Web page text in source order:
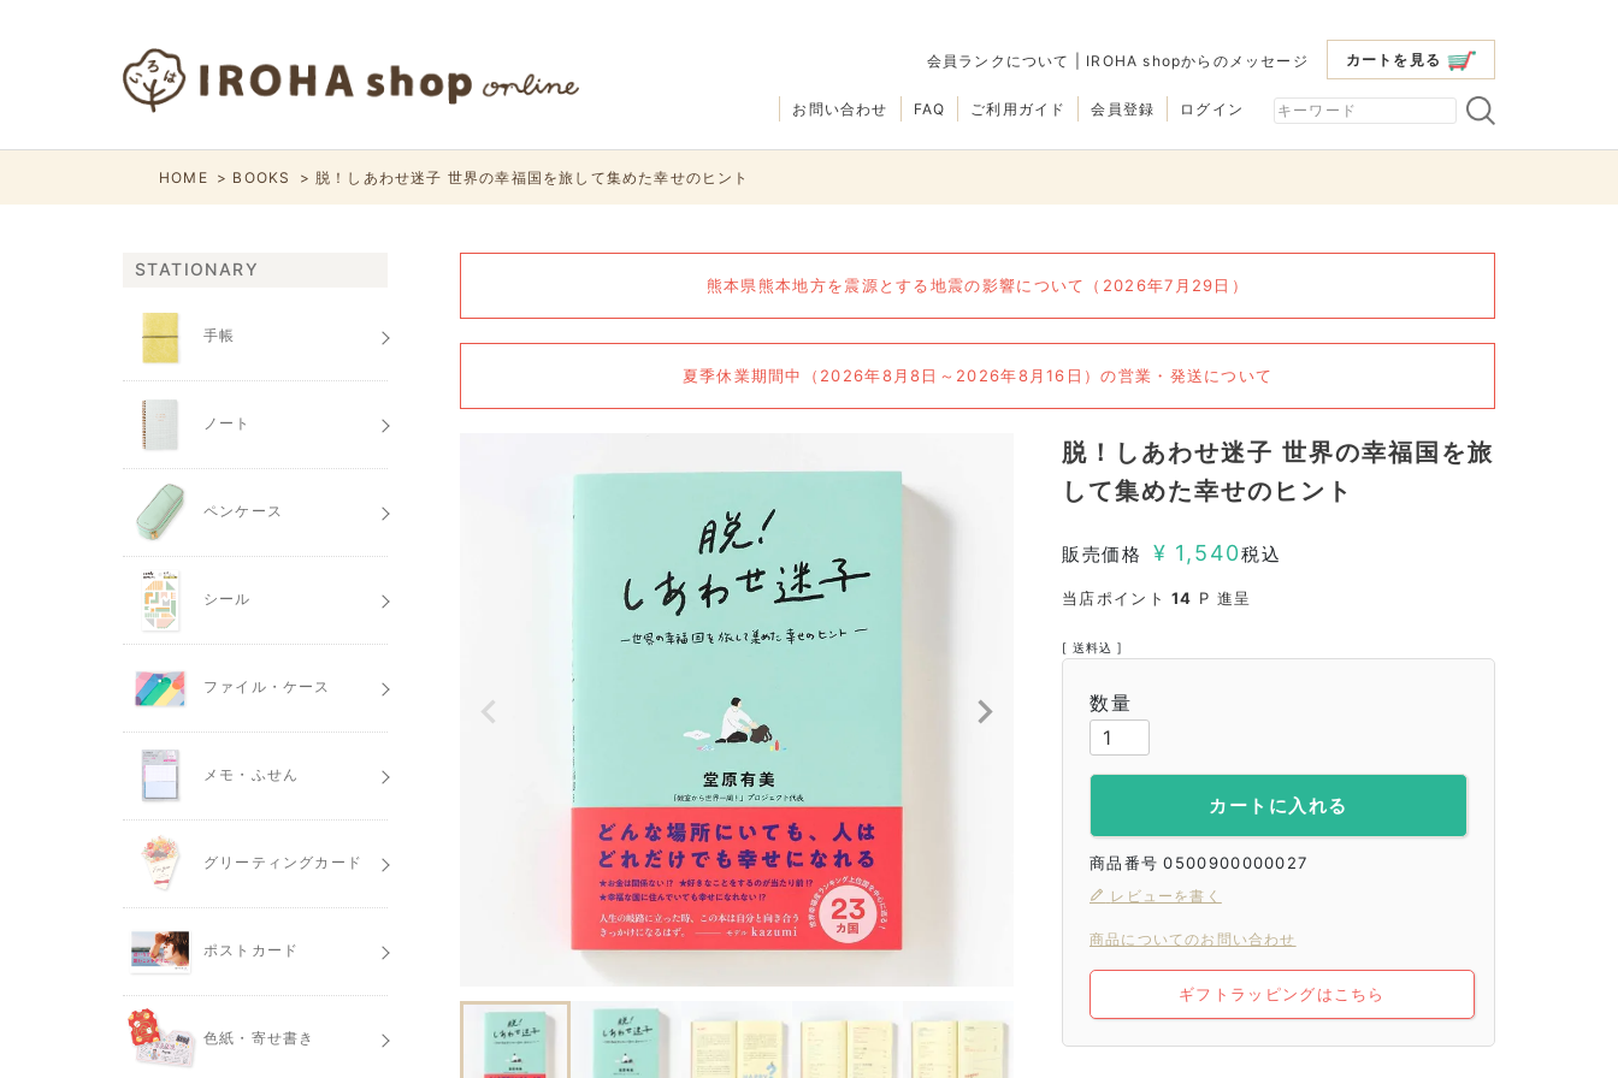
カートを見る
会員ランクについて IROHA shopからのメッセージ
会員登録 ログイン
ご利用ガイド
FAQ
お問い合わせ
HOME BOOKS 脱！しあわせ迷子 世界の幸福国を旅して集めた幸せのヒント
熊本県熊本地方を震源とする地震の影響について（2026年7月29日）
夏季休業期間中（2026年8月8日～2026年8月16日）の営業・発送について
脱！しあわせ迷子 世界の幸福国を旅
して集めた幸せのヒント
販売価格 ¥ 1,540税込
当店ポイント 14 P 進呈
送料込
カートに入れる
商品番号 0500900000027
レビューを書く
商品についてのお問い合わせ
ギフトラッピングはこちら
STATIONARY
手帳
ノート
ペンケース
シール
ファイル・ケース
メモ・ふせん
グリーティングカード
ポストカード
色紙・寄せ書き